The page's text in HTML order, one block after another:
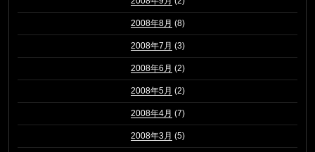
2008年8月 (8)
2008年7月 (3)
2008年6月 (2)
2008年5月 (2)
2008年4月 (7)
2008年3月 (5)